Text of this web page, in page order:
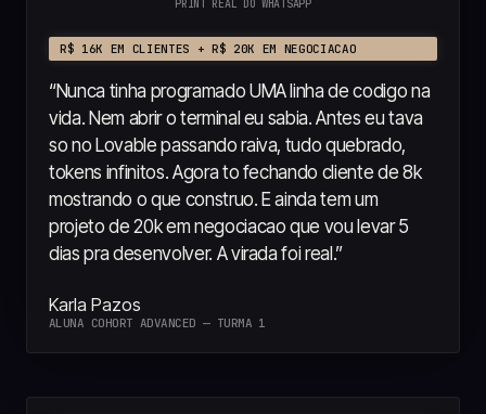
R$ 16K EM CLIENTES + R$ 20K EM NEGOCIACAO
“Nunca tinha programado UMA linha de codigo na
vida. Nem abrir o terminal eu sabia. Antes eu tava
so no Lovable passando raiva, tudo quebrado,
tokens infinitos. Agora to fechando cliente de 8k
mostrando o que construo. E ainda tem um
projeto de 20k em negociacao que vou levar 5
dias pra desenvolver. A virada foi real.”
Karla Pazos
ALUNA COHORT ADVANCED — TURMA 1
PRINT REAL DO WHATSAPP